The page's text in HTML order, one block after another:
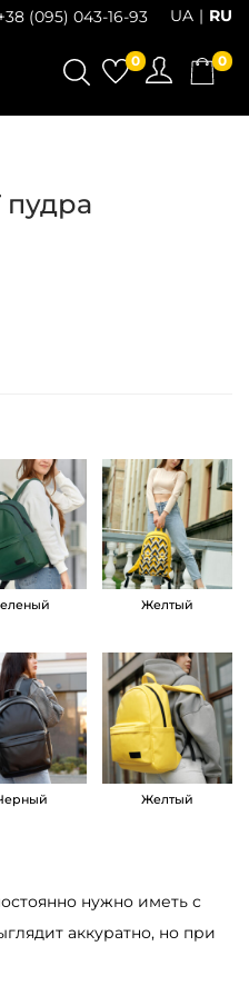
(095) 043-16-93 UA RU
0 0
пудра
Желтый
Желтый
нужно иметь с
аккуратно, но при